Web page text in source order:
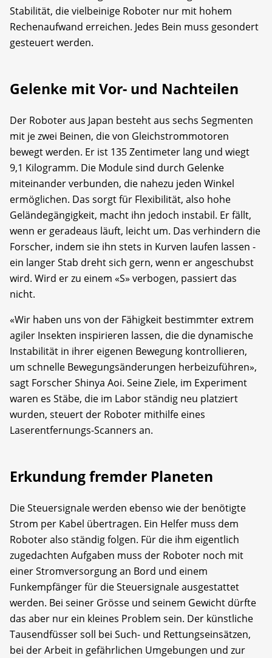
Stabilität, die vielbeinige Roboter nur mit hohem
Rechenaufwand erreichen. Jedes Bein muss gesondert
gesteuert werden.
Gelenke mit Vor- und Nachteilen
Der Roboter aus Japan besteht aus sechs Segmenten
mit je zwei Beinen, die von Gleichstrommotoren
bewegt werden. Er ist 135 Zentimeter lang und wiegt
9,1 Kilogramm. Die Module sind durch Gelenke
miteinander verbunden, die nahezu jeden Winkel
ermöglichen. Das sorgt für Flexibilität, also hohe
Geländegängigkeit, macht ihn jedoch instabil. Er fällt,
wenn er geradeaus läuft, leicht um. Das verhindern die
Forscher, indem sie ihn stets in Kurven laufen lassen -
ein langer Stab dreht sich gern, wenn er angeschubst
wird. Wird er zu einem «S» verbogen, passiert das
nicht.
«Wir haben uns von der Fähigkeit bestimmter extrem
agiler Insekten inspirieren lassen, die die dynamische
Instabilität in ihrer eigenen Bewegung kontrollieren,
um schnelle Bewegungsänderungen herbeizuführen»,
sagt Forscher Shinya Aoi. Seine Ziele, im Experiment
waren es Stäbe, die im Labor ständig neu platziert
wurden, steuert der Roboter mithilfe eines
Laserentfernungs-Scanners an.
Erkundung fremder Planeten
Die Steuersignale werden ebenso wie der benötigte
Strom per Kabel übertragen. Ein Helfer muss dem
Roboter also ständig folgen. Für die ihm eigentlich
zugedachten Aufgaben muss der Roboter noch mit
einer Stromversorgung an Bord und einem
Funkempfänger für die Steuersignale ausgestattet
werden. Bei seiner Grösse und seinem Gewicht dürfte
das aber nur ein kleines Problem sein. Der künstliche
Tausendfüsser soll bei Such- und Rettungseinsätzen,
bei der Arbeit in gefährlichen Umgebungen und zur